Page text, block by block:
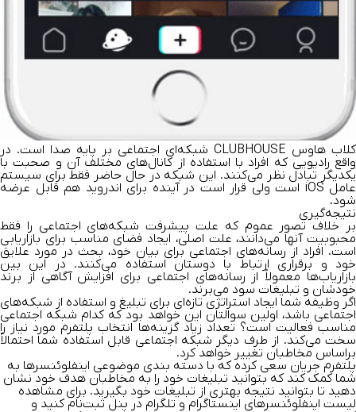
کلاب هاوس CLUBHOUSE
شبکه‌ای اجتماعی بر پایه صدا است. در
واقع رادیویی که افراد با استفاده از کانال‌های مختلف آن و صحبت با
یکدیگر تبادل نظر می‌کنند. این شبکه در حال حاضر فقط برای سیستم
عامل iOS است ولی قرار است در آینده برای اندروید هم قابل عرضه
شود.
نتیجه‌گیری
بر خلاف تصور عموم که علت پیشرفت شبکه‌های اجتماعی را فقط
محبوبیت آنها می‌دانند، علت اصلی، ایجاد فضای مناسب برای بازاریابی
است. افراد از رسانه‌های اجتماعی برای بیان خود، بحث در مورد علایق
خود و برقراری ارتباط با دوستان استفاده ‌می‌کنند. در این بین
بازاریاب‌ها معمولاً از رسانه‌های اجتماعی برای افزایش آگاهی از برند
خودشان و تبلیغات سود می‌برند.
اگر وظیفه شما ایجاد استراتژی تازه‌ای برای تبلیغ و استفاده از شبکه‌های
اجتماعی باشد، اولین سوالتان این خواهد بود که کدام شبکه اجتماعی
مناسب فعالیت است؟ تعداد زیاد گزینه‌ها انتخاب پلتفرم مورد نیاز را
سخت می‌کند. از طرف دیگر شبکه اجتماعی قابل استفاده شما احتمالاً
براساس مخاطبان تغییر خواهد کرد.
پلتفرم جریان سعی کرده که با دسته بندی موضوعی اینفلوئنسرها به
شما کمک کند که بتوانید تبلیغات خود را به مخاطبان هدف خود نشان
دهید تا بتوانید نتیجه بهتری از تبلیغات خود بگیرید. برای مشاهده
لیست اینفلوئنسرهای اینستاگرام و تلگرام در پنل ثبت‌نام کنید و